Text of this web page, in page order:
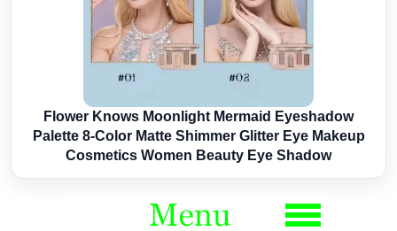
Flower Knows Moonlight Mermaid Eyeshadow
Palette 8-Color Matte Shimmer Glitter Eye Makeup
Cosmetics Women Beauty Eye Shadow